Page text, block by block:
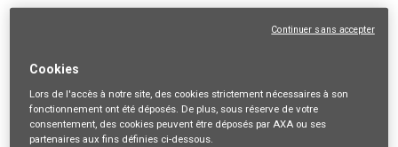
Chez AXA Belgium, les services Digital Workplace conçoivent,
fournissent et font évoluer les solutions de poste de travail
Cookies
Lors de l'accès à notre site, des cookies strictement nécessaires à son
fonctionnement ont été déposés. De plus, sous réserve de votre
consentement, des cookies peuvent être déposés par AXA ou ses
partenaires aux fins définies ci-dessous.
Continuer sans accepter